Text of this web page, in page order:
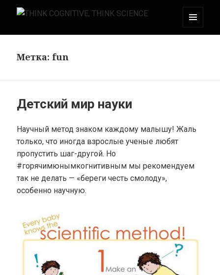
THINK COGNITIVE, THINK SCIENCE
Метка: fun
Детский мир науки
Научный метод знаком каждому малышу! Жаль
только, что иногда взрослые ученые любят
пропустить шаг-другой. Но
#горячимюнымкогнитивным мы рекомендуем
так не делать — «береги честь смолоду»,
особенно научную.